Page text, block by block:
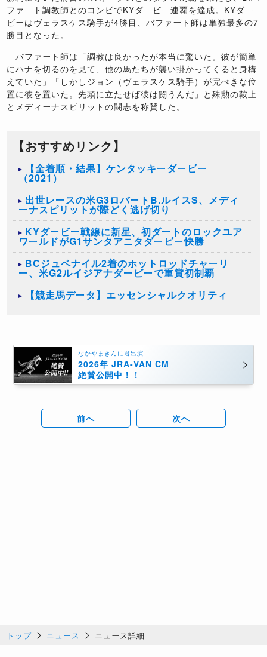
ファート調教師とのコンビでKYダービー連覇を達成。KYダー
ビーはヴェラスケス騎手が4勝目、バファート師は単独最多の7
勝目となった。
バファート師は「調教は良かったが本当に驚いた。彼が簡単
にハナを切るのを見て、他の馬たちが襲い掛かってくると身構
えていた」「しかしジョン（ヴェラスケス騎手）が完ぺきな位
置に彼を置いた。先頭に立たせば彼は闘うんだ」と殊勲の鞍上
とメディーナスピリットの闘志を称賛した。
【おすすめリンク】
【全着順・結果】ケンタッキーダービー
（2021）
出世レースの米G3ロバートB.ルイスS、メディ
ーナスピリットが際どく逃げ切り
KYダービー戦線に新星、初ダートのロックユア
ワールドがG1サンタアニタダービー快勝
BCジュベナイル2着のホットロッドチャーリ
ー、米G2ルイジアナダービーで重賞初制覇
【競走馬データ】エッセンシャルクオリティ
なかやまきんに君出演
2026年 JRA-VAN CM
絶賛公開中！！
前へ 次へ
トップ ニュース ニュース詳細